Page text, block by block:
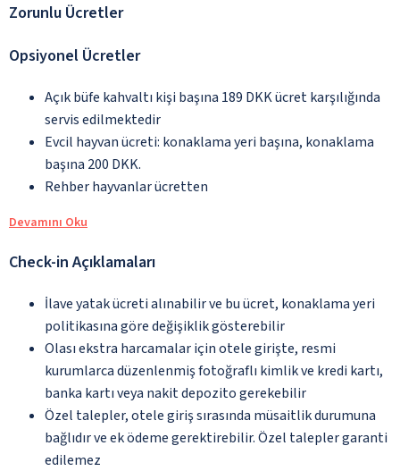
Zorunlu Ücretler
Opsiyonel Ücretler
Açık büfe kahvaltı kişi başına 189 DKK ücret karşılığında
servis edilmektedir
Evcil hayvan ücreti: konaklama yeri başına, konaklama
başına 200 DKK.
Rehber hayvanlar ücretten
Devamını Oku
Check-in Açıklamaları
İlave yatak ücreti alınabilir ve bu ücret, konaklama yeri
politikasına göre değişiklik gösterebilir
Olası ekstra harcamalar için otele girişte, resmi
kurumlarca düzenlenmiş fotoğraflı kimlik ve kredi kartı,
banka kartı veya nakit depozito gerekebilir
Özel talepler, otele giriş sırasında müsaitlik durumuna
bağlıdır ve ek ödeme gerektirebilir. Özel talepler garanti
edilemez